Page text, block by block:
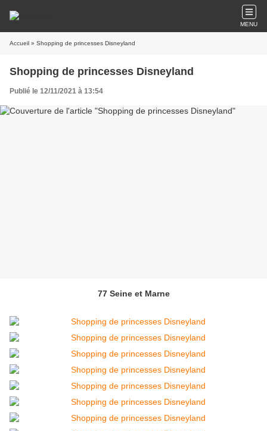
MENU
Accueil » Shopping de princesses Disneyland
Shopping de princesses Disneyland
Publié le 12/11/2021 à 13:54
77 Seine et Marne